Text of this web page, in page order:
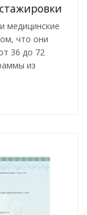
медицинские
что они
36 до 72
из